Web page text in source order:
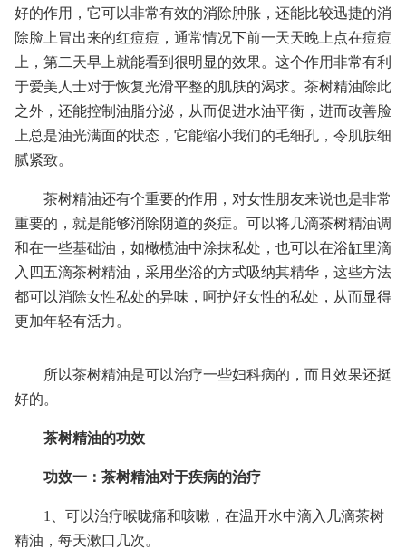
好的作用，它可以非常有效的消除肿胀，还能比较迅捷的消
除脸上冒出来的红痘痘，通常情况下前一天天晚上点在痘痘
上，第二天早上就能看到很明显的效果。这个作用非常有利
于爱美人士对于恢复光滑平整的肌肤的渴求。茶树精油除此
之外，还能控制油脂分泌，从而促进水油平衡，进而改善脸
上总是油光满面的状态，它能缩小我们的毛细孔，令肌肤细
腻紧致。
茶树精油还有个重要的作用，对女性朋友来说也是非常
重要的，就是能够消除阴道的炎症。可以将几滴茶树精油调
和在一些基础油，如橄榄油中涂抹私处，也可以在浴缸里滴
入四五滴茶树精油，采用坐浴的方式吸纳其精华，这些方法
都可以消除女性私处的异味，呵护好女性的私处，从而显得
更加年轻有活力。
所以茶树精油是可以治疗一些妇科病的，而且效果还挺
好的。
茶树精油的功效
功效一：茶树精油对于疾病的治疗
1、可以治疗喉咙痛和咳嗽，在温开水中滴入几滴茶树
精油，每天漱口几次。